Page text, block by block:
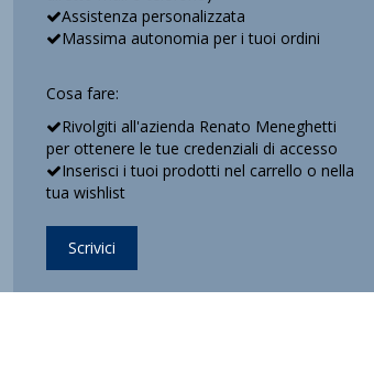
Assistenza personalizzata
Massima autonomia per i tuoi ordini
Cosa fare:
Rivolgiti all'azienda Renato Meneghetti
per ottenere le tue credenziali di accesso
Inserisci i tuoi prodotti nel carrello o nella
tua wishlist
Scrivici